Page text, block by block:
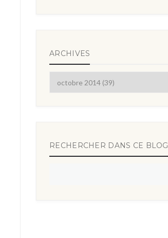
ARCHIVES
RECHERCHER DANS CE BLOG